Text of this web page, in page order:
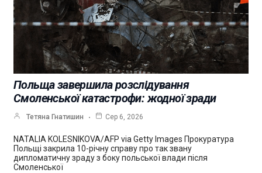
Польща завершила розслідування
Смоленської катастрофи: жодної зради
Тетяна Гнатишин Сер 6, 2026
NATALIA KOLESNIKOVA/AFP via Getty Images Прокуратура
Польщі закрила 10-річну справу про так звану
дипломатичну зраду з боку польської влади після
Смоленської